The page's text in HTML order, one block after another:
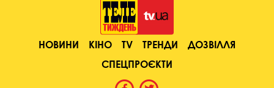
НОВИНИ КІНО TV ТРЕНДИ
ДОЗВІЛЛЯ
СПЕЦПРОЄКТИ